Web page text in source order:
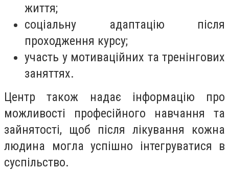
життя;
соціальну адаптацію після
проходження курсу;
участь у мотиваційних та тренінгових
заняттях.
Центр також надає інформацію про
можливості професійного навчання та
зайнятості, щоб після лікування кожна
людина могла успішно інтегруватися в
суспільство.